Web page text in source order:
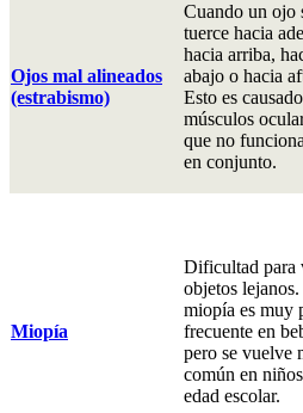
Ojos mal alineados
(estrabismo)
Cuando un ojo
tuerce hacia
hacia arriba,
abajo o hacia
Esto es
músculos
que no
en conjunto.
Miopía
Dificultad para
objetos
miopía es muy
frecuente en
pero se vuelve
común en
edad escolar.